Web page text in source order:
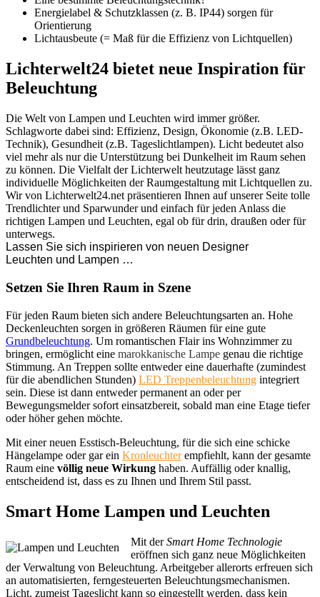
Energielabel & Schutzklassen (z. B. IP44) sorgen für
Orientierung
Lichtausbeute (= Maß für die Effizienz von Lichtquellen)
Lichterwelt24 bietet neue Inspiration für
Beleuchtung
Die Welt von Lampen und Leuchten wird immer größer.
Schlagworte dabei sind: Effizienz, Design, Ökonomie (z.B. LED-
Technik), Gesundheit (z.B. Tageslichtlampen). Licht bedeutet also
viel mehr als nur die Unterstützung bei Dunkelheit im Raum sehen
zu können. Die Vielfalt der Lichterwelt heutzutage lässt ganz
individuelle Möglichkeiten der Raumgestaltung mit Lichtquellen zu.
Wir von Lichterwelt24.net präsentieren Ihnen auf unserer Seite tolle
Trendlichter und Sparwunder und einfach für jeden Anlass die
richtigen Lampen und Leuchten, egal ob für drin, draußen oder für
unterwegs.
Lassen Sie sich inspirieren von neuen Designer
Leuchten und Lampen …
Setzen Sie Ihren Raum in Szene
Für jeden Raum bieten sich andere Beleuchtungsarten an. Hohe
Deckenleuchten sorgen in größeren Räumen für eine gute
Grundbeleuchtung. Um romantischen Flair ins Wohnzimmer zu
bringen, ermöglicht eine marokkanische Lampe genau die richtige
Stimmung. An Treppen sollte entweder eine dauerhafte (zumindest
für die abendlichen Stunden) LED Treppenbeleuchtung integriert
sein. Diese ist dann entweder permanent an oder per
Bewegungsmelder sofort einsatzbereit, sobald man eine Etage tiefer
oder höher gehen möchte.
Mit einer neuen Esstisch-Beleuchtung, für die sich eine schicke
Hängelampe oder gar ein Kronleuchterempfiehlt, kann der gesamte
Raum eine völlig neue Wirkung haben. Auffällig oder knallig,
entscheidend ist, dass es zu Ihnen und Ihrem Stil passt.
Smart Home Lampen und Leuchten
Mit derSmart Home Technologie
eröffnen sich ganz neue Möglichkeiten
der Verwaltung von Beleuchtung. Arbeitgeber allerorts erfreuen sich
an automatisierten, ferngesteuerten Beleuchtungsmechanismen.
Licht, zumeist Tageslicht kann so eingestellt werden, dass kein